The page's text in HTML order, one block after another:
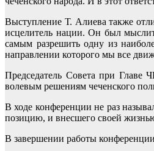
Выступление Т. Алиева также
исцелитель нации. Он был
самым разрешить одну из
направлении которого мы все
Председатель Совета при Главе
волевым решениям чеченского
В ходе конференции не раз
позицию, и внесшего своей
В завершении работы